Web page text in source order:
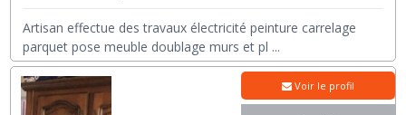
Artisan effectue des travaux électricité peinture carrelage
parquet pose meuble doublage murs et pl ...
Voir le profil